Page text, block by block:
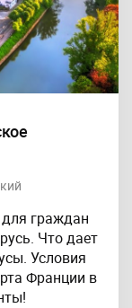
граждан
Что дает
Условия
Франции в